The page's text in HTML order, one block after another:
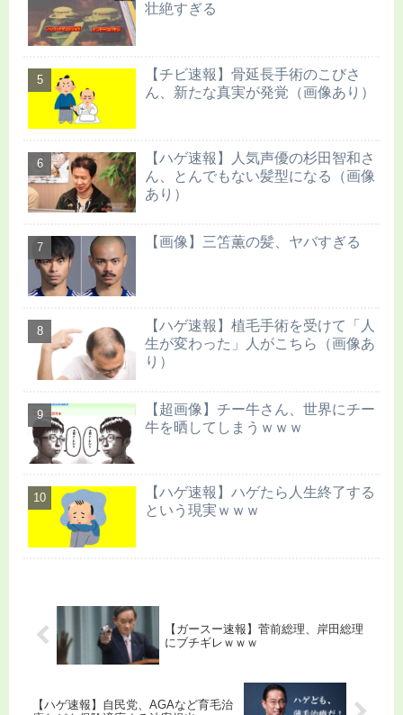
壮絶すぎる
【チビ速報】骨延長手術のこびさ
ん、新たな真実が発覚（画像あり）
【ハゲ速報】人気声優の杉田智和さ
ん、とんでもない髪型になる（画像
あり）
【画像】三笘薫の髪、ヤバすぎる
【ハゲ速報】植毛手術を受けて「人
生が変わった」人がこちら（画像あ
り）
【超画像】チー牛さん、世界にチー
牛を晒してしまうｗｗｗ
【ハゲ速報】ハゲたら人生終了する
という現実ｗｗｗ
【ガースー速報】菅前総理、岸田総理
にブチギレｗｗｗ
【ハゲ速報】自民党、AGAなど育毛治